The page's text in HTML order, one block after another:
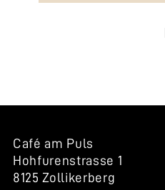
Café am Puls
Hohfurenstrasse 1
8125 Zollikerberg